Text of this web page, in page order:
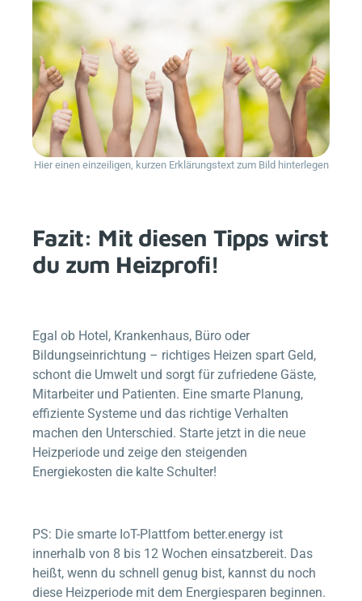
Hier einen einzeiligen, kurzen Erklärungstext zum Bild hinterlegen
Fazit: Mit diesen Tipps wirst
du zum Heizprofi!
Egal ob Hotel, Krankenhaus, Büro oder
Bildungseinrichtung – richtiges Heizen spart Geld,
schont die Umwelt und sorgt für zufriedene Gäste,
Mitarbeiter und Patienten. Eine smarte Planung,
effiziente Systeme und das richtige Verhalten
machen den Unterschied. Starte jetzt in die neue
Heizperiode und zeige den steigenden
Energiekosten die kalte Schulter!
PS: Die smarte IoT-Plattfom better.energy ist
innerhalb von 8 bis 12 Wochen einsatzbereit. Das
heißt, wenn du schnell genug bist, kannst du noch
diese Heizperiode mit dem Energiesparen beginnen.